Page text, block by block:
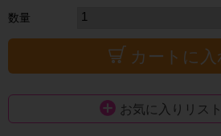
数量
カートに入
お気に入りリス